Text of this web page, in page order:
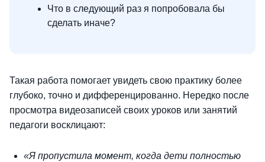
Что в следующий раз я попробовала бы
сделать иначе?
Такая работа помогает увидеть свою практику более
глубоко, точно и дифференцированно. Нередко после
просмотра видеозаписей своих уроков или занятий
педагоги восклицают:
«Я пропустила момент, когда дети полностью